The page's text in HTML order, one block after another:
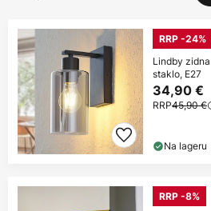
RRP -24%
Lindby
staklo, E27
34,90 €
RRP45,90 €
Na lageru
RRP -8%